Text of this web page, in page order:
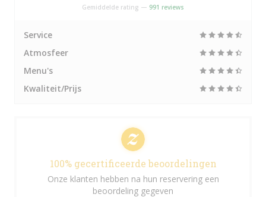
Gemiddelde rating — 991 reviews
Service
Atmosfeer
Menu's
Kwaliteit/Prijs
100% gecertificeerde beoordelingen
Onze klanten hebben na hun reservering een
beoordeling gegeven